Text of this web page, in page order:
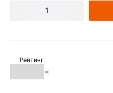
Рейтинг
(0)